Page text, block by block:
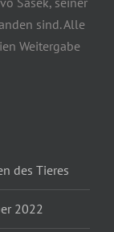
sind. Alle
Weitergabe
des Tieres
2022